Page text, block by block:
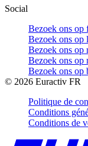
Social
Bezoek ons op
Bezoek ons op
Bezoek ons op
Bezoek ons op
Bezoek ons op
© 2026 Euractiv FR
Politique de
Conditions
Conditions de